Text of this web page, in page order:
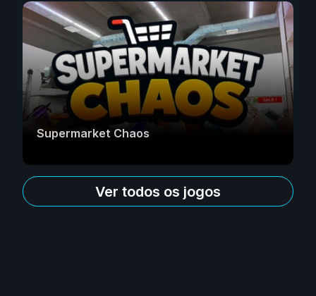
Supermarket Chaos
Ver todos os jogos